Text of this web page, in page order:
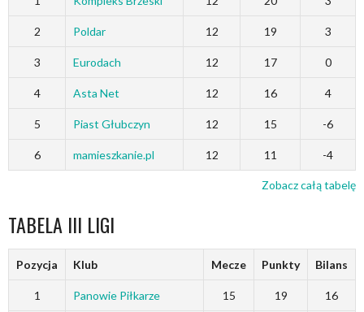
2 Poldar 12 19 3
3 Eurodach 12 17 0
4 Asta Net 12 16 4
5 Piast Głubczyn 12 15 -6
6 mamieszkanie.pl 12 11 -4
Zobacz całą tabelę
TABELA III LIGI
Pozycja Klub Mecze Punkty Bilans
1 Panowie Piłkarze 15 19 16